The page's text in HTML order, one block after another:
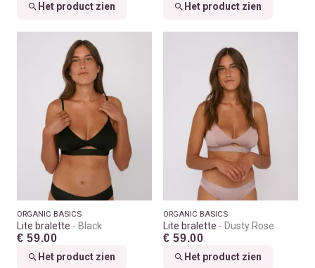
Het product zien
Het product zien
ORGANIC BASICS
Lite bralette Black
€ 59.00
Het product zien
ORGANIC BASICS
Lite bralette Dusty Rose
€ 59.00
Het product zien